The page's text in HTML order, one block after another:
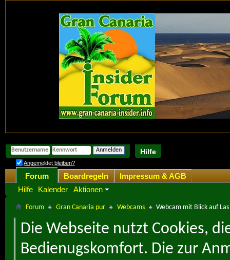
Hilfe
Angemeldet bleiben?
Forum
Hilfe
Kalender Aktionen
Boardregeln Impressum & AGB
Forum Gran Canaria pur Webcams Webcam mit Blick auf Las
Die Webseite nutzt Cookies,
Bedienugskomfort. Die zur